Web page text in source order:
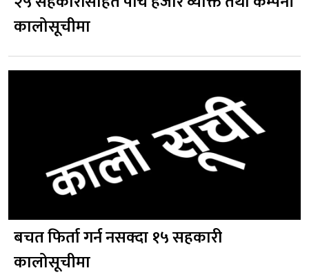
कालोसूचीमा
बचत फिर्ता गर्न नसक्दा १५ सहकारी
कालोसूचीमा